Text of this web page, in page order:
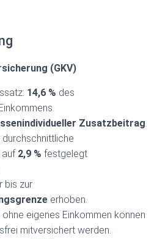
(GKV)
14,6 % des
Zusatzbeitrag.
2,9 % festgelegt
bis zur
erhoben.
eigenes Einkommen können
mitversichert werden.